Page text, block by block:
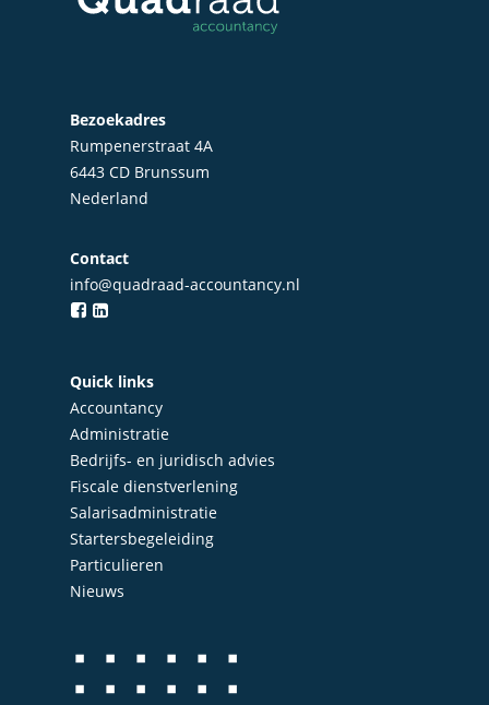
Bezoekadres
Rumpenerstraat 4A
6443 CD Brunssum
Nederland
Contact
info@quadraad-accountancy.nl
Quick links
Accountancy
Administratie
Bedrijfs- en juridisch advies
Fiscale dienstverlening
Salarisadministratie
Startersbegeleiding
Particulieren
Nieuws